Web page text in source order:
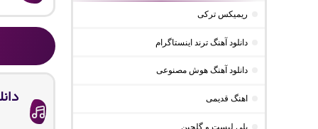
ریمیکس ترکی
دانلود آهنگ ترند اینستاگرام
دانلود آهنگ هوش مصنوعی
اهنگ قدیمی
پلی لیست و گلچین